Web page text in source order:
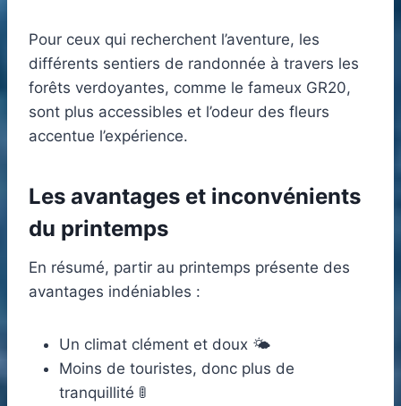
Pour ceux qui recherchent l’aventure, les
différents sentiers de randonnée à travers les
forêts verdoyantes, comme le fameux GR20,
sont plus accessibles et l’odeur des fleurs
accentue l’expérience.
Les avantages et inconvénients
du printemps
En résumé, partir au printemps présente des
avantages indéniables :
Un climat clément et doux 🌤️
Moins de touristes, donc plus de
tranquillité 🚦